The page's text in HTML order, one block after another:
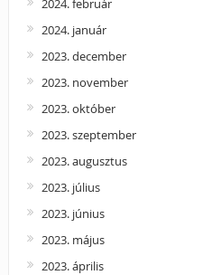
2024. február
2024. január
2023. december
2023. november
2023. október
2023. szeptember
2023. augusztus
2023. július
2023. június
2023. május
2023. április